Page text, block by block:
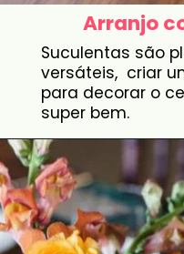
Arranjo
Suculentas são
versáteis, criar
para decorar o
super bem.